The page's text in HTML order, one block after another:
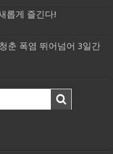
롭게 즐긴다!
춘 폭염 뛰어넘어 3일간